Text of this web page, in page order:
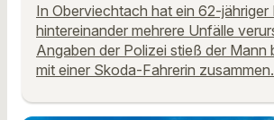
In Oberviechtach hat ein 62-
hintereinander mehrere Unfälle
Angaben der Polizei stieß der Mann
mit einer Skoda-Fahrerin